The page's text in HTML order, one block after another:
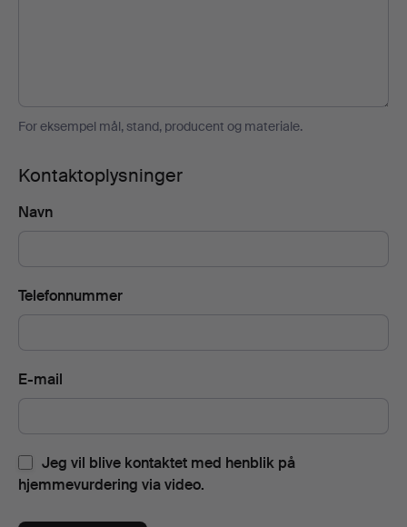
For eksempel mål, stand, producent og materiale.
Kontaktoplysninger
Navn
Telefonnummer
E-mail
Jeg vil blive kontaktet med henblik på
hjemmevurdering via video.